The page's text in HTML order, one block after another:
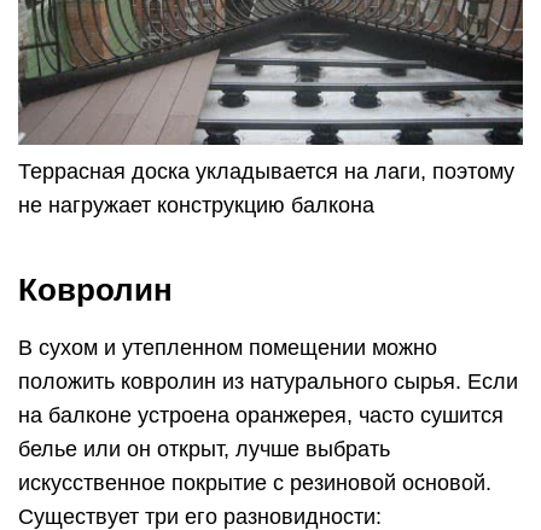
Террасная доска укладывается на лаги, поэтому
не нагружает конструкцию балкона
Ковролин
В сухом и утепленном помещении можно
положить ковролин из натурального сырья. Если
на балконе устроена оранжерея, часто сушится
белье или он открыт, лучше выбрать
искусственное покрытие с резиновой основой.
Существует три его разновидности: